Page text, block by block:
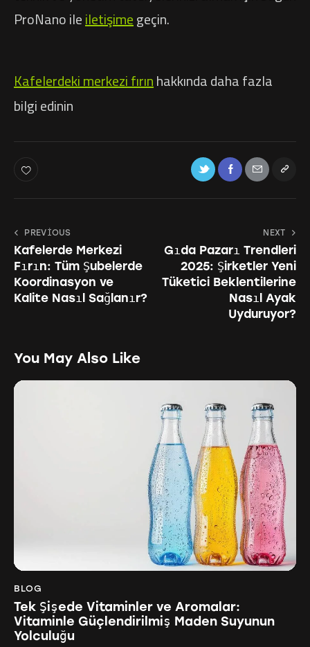
ProNano ileiletişimegeçin.
Kafelerdeki merkezi fırınhakkında daha fazla
bilgi edinin
PREVIOUS
Kafelerde Merkezi
Fırın: Tüm Şubelerde
Koordinasyon ve
Kalite Nasıl Sağlanır?
NEXT
Gıda Pazarı Trendleri
2025: Şirketler Yeni
Tüketici Beklentilerine
Nasıl Ayak
Uyduruyor?
You May Also Like
BLOG
Tek Şişede Vitaminler ve Aromalar:
Vitaminle Güçlendirilmiş Maden Suyunun
Yolculuğu